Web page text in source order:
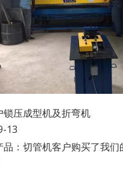
锁压成型机及折弯机
13
品：切管机客户购买了我